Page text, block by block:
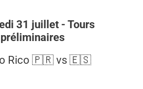
31 juillet - Tours
préliminaires
Rico 🇵🇷 vs 🇪🇸